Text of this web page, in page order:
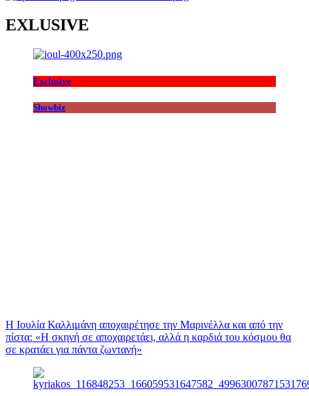
EXLUSIVE
Exclusive
Showbiz
Η Ιουλία Καλλιμάνη αποχαιρέτησε την Μαρινέλλα και από την
πίστα: «H σκηνή σε αποχαιρετάει, αλλά η καρδιά του κόσμου θα
σε κρατάει για πάντα ζωντανή»